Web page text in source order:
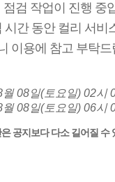
점검 작업이 진행 중
시간 동안 컬리 서비
이용에 참고 부탁드
08일(토요일) 02시
08일(토요일) 06시
공지보다 다소 길어질 수